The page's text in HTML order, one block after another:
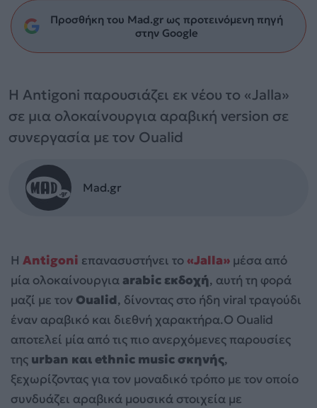
Προσθήκη του Mad.gr ως προτεινόμενη πηγή
στην Google
Η Antigoni παρουσιάζει εκ νέου το «Jalla»
σε μια ολοκαίνουργια αραβική version σε
συνεργασία με τον Oualid
Mad.gr
Η Antigoni επανασυστήνει το«Jalla» μέσα από
μία ολοκαίνουργιαarabic εκδοχή, αυτή τη φορά
μαζί με τον Oualid, δίνοντας στο ήδη viral τραγούδι
έναν αραβικό και διεθνή χαρακτήρα.Ο Oualid
αποτελεί μία από τις πιο ανερχόμενες παρουσίες
της urban και ethnic music σκηνής,
ξεχωρίζοντας για τον μοναδικό τρόπο με τον οποίο
συνδυάζει αραβικά μουσικά στοιχεία με